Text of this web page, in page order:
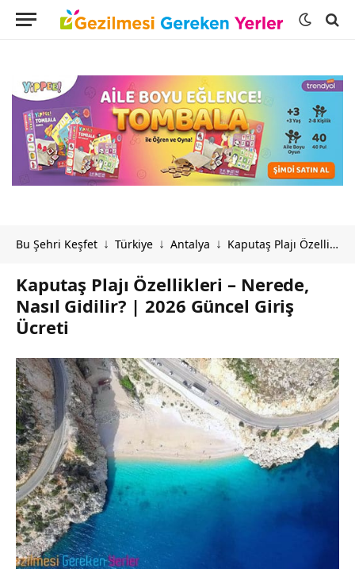
Bu Şehri Keşfet ↓ Türkiye ↓ Antalya ↓ Kaputaş Plajı Özellikleri – Nerede, Nasıl Gidilir? | 2026 Güncel Giriş Ücreti
Kaputaş Plajı Özellikleri – Nerede,
Nasıl Gidilir? | 2026 Güncel Giriş
Ücreti